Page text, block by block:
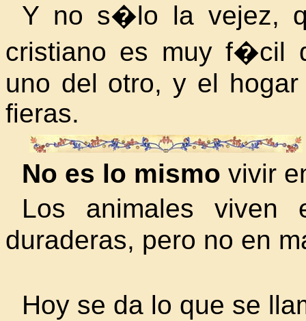
Y no s�lo la vejez,
cristiano es muy f�cil
uno del otro, y el
fieras.
No es lo mismo vivir
Los animales
duraderas, pero no en
Hoy se da lo que se